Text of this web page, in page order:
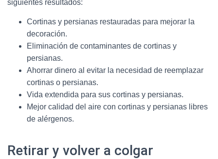
siguientes resultados:
Cortinas y persianas restauradas para mejorar la
decoración.
Eliminación de contaminantes de cortinas y
persianas.
Ahorrar dinero al evitar la necesidad de reemplazar
cortinas o persianas.
Vida extendida para sus cortinas y persianas.
Mejor calidad del aire con cortinas y persianas libres
de alérgenos.
Retirar y volver a colgar